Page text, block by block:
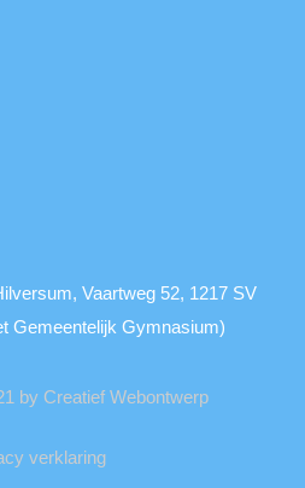
Vaartweg 52, 1217 SV
Gemeentelijk Gymnasium)
by Creatief Webontwerp
verklaring